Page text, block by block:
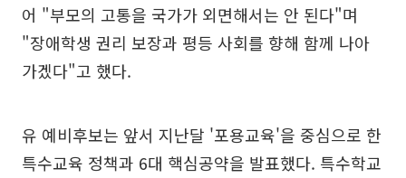
어 "부모의 고통을 국가가 외면해서는 안 된다"며
"장애학생 권리 보장과 평등 사회를 향해 함께 나아
가겠다"고 했다.
유 예비후보는 앞서 지난달 '포용교육'을 중심으로 한
특수교육 정책과 6대 핵심공약을 발표했다. 특수학교